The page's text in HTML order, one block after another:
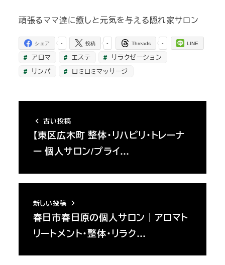
頑張るママ達に癒しと元気を与える隠れ家サロン
-
シェア -
投稿 -
Threads LINE
アロマ エステ
リラクゼーション
リンパ
ロミロミマッサージ
古い投稿
【東区広木町 整体・リハビリ・トレーナ
ー 個人サロン/プライ…
新しい投稿
春日市春日原の個人サロン｜アロマト
リートメント・整体・リラク…